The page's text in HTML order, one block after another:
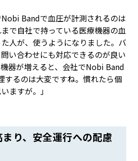
Bandで血圧が計測されるのは
で自社で持っている医療機器の血
人が、使うようになりました。バ
い合わせにも対応できるのが良い
器が増えると、会社でNobi Band
するのは大変ですね。慣れたら個
ますが。」
り、安全運行への配慮